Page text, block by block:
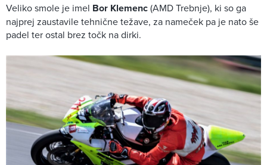
Veliko smole je imel Bor Klemenc(AMD Trebnje), ki so ga
najprej zaustavile tehnične težave, za nameček pa je nato še
padel ter ostal brez točk na dirki.